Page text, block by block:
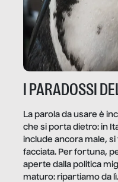
I PARADOSSI
La parola da usare è
che si porta dietro: in
include ancora male,
facciata. Per fortuna,
aperte dalla politica
maturo: ripartiamo da lì.